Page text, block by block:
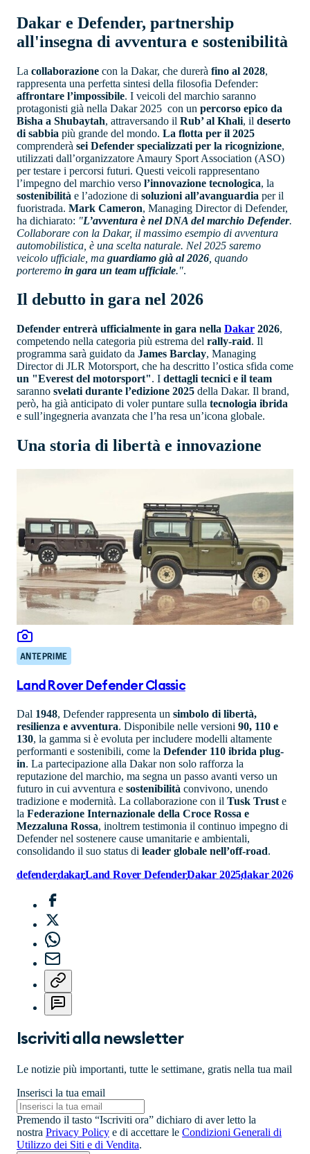
Dakar e Defender, partnership
all'insegna di avventura e sostenibilità
La collaborazione con la Dakar, che durerà fino al 2028,
rappresenta una perfetta sintesi della filosofia Defender:
affrontare l’impossibile. I veicoli del marchio saranno
protagonisti già nella Dakar 2025 con un percorso epico da
Bisha a Shubaytah, attraversando il Rub’ al Khali, il deserto
di sabbia più grande del mondo. La flotta per il 2025
comprenderà sei Defender specializzati per la ricognizione,
utilizzati dall’organizzatore Amaury Sport Association (ASO)
per testare i percorsi futuri. Questi veicoli rappresentano
l’impegno del marchio verso l’innovazione tecnologica, la
sostenibilità e l’adozione di soluzioni all’avanguardia per il
fuoristrada. Mark Cameron, Managing Director di Defender,
ha dichiarato: "L’avventura è nel DNA del marchio Defender.
Collaborare con la Dakar, il massimo esempio di avventura
automobilistica, è una scelta naturale. Nel 2025 saremo
veicolo ufficiale, ma guardiamo già al 2026 , quando
porteremo in gara un team ufficiale.".
Il debutto in gara nel 2026
Defender entrerà ufficialmente in gara nella Dakar 2026,
competendo nella categoria più estrema del rally-raid. Il
programma sarà guidato da James Barclay, Managing
Director di JLR Motorsport, che ha descritto l’ostica sfida come
un "Everest del motorsport". I dettagli tecnici e il team
saranno svelati durante l’edizione 2025 della Dakar. Il brand,
però, ha già anticipato di voler puntare sulla tecnologia ibrida
e sull’ingegneria avanzata che l’ha resa un’icona globale.
Una storia di libertà e innovazione
ANTEPRIME
Land Rover Defender Classic
Dal 1948, Defender rappresenta un simbolo di libertà,
resilienza e avventura. Disponibile nelle versioni 90, 110 e
130, la gamma si è evoluta per includere modelli altamente
performanti e sostenibili, come la Defender 110 ibrida plug-
in. La partecipazione alla Dakar non solo rafforza la
reputazione del marchio, ma segna un passo avanti verso un
futuro in cui avventura e sostenibilità convivono, unendo
tradizione e modernità. La collaborazione con il Tusk Trust e
la Federazione Internazionale della Croce Rossa e
Mezzaluna Rossa, inoltrem testimonia il continuo impegno di
Defender nel sostenere cause umanitarie e ambientali,
consolidando il suo status di leader globale nell’off-road.
defenderdakarLand Rover DefenderDakar 2025dakar 2026
Iscriviti alla newsletter
Le notizie più importanti, tutte le settimane, gratis nella tua mail
Inserisci la tua email
Premendo il tasto “Iscriviti ora” dichiaro di aver letto la
nostra Privacy Policy e di accettare le Condizioni Generali di
Utilizzo dei Siti e di Vendita.